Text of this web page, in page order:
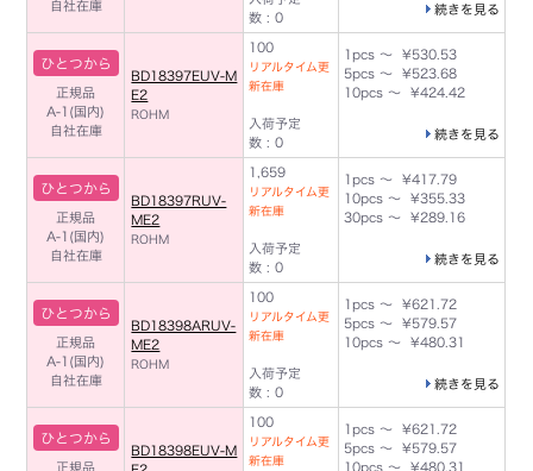
自社在庫
数 : 0
続きを見る
ひとつから
正規品
A-1(国内)
自社在庫
BD18397EUV-M
E2
ROHM
100
リアルタイム更
新在庫
入荷予定
数 : 0
1pcs ～ ¥530.53
5pcs ～ ¥523.68
10pcs ～ ¥424.42
続きを見る
ひとつから
正規品
A-1(国内)
自社在庫
BD18397RUV-
ME2
ROHM
1,659
リアルタイム更
新在庫
入荷予定
数 : 0
1pcs ～ ¥417.79
10pcs ～ ¥355.33
30pcs ～ ¥289.16
続きを見る
ひとつから
正規品
A-1(国内)
自社在庫
BD18398ARUV-
ME2
ROHM
100
リアルタイム更
新在庫
入荷予定
数 : 0
1pcs ～ ¥621.72
5pcs ～ ¥579.57
10pcs ～ ¥480.31
続きを見る
ひとつから
正規品
BD18398EUV-M
100
リアルタイム更
新在庫
1pcs ～ ¥621.72
5pcs ～ ¥579.57
10pcs ～ ¥480.31